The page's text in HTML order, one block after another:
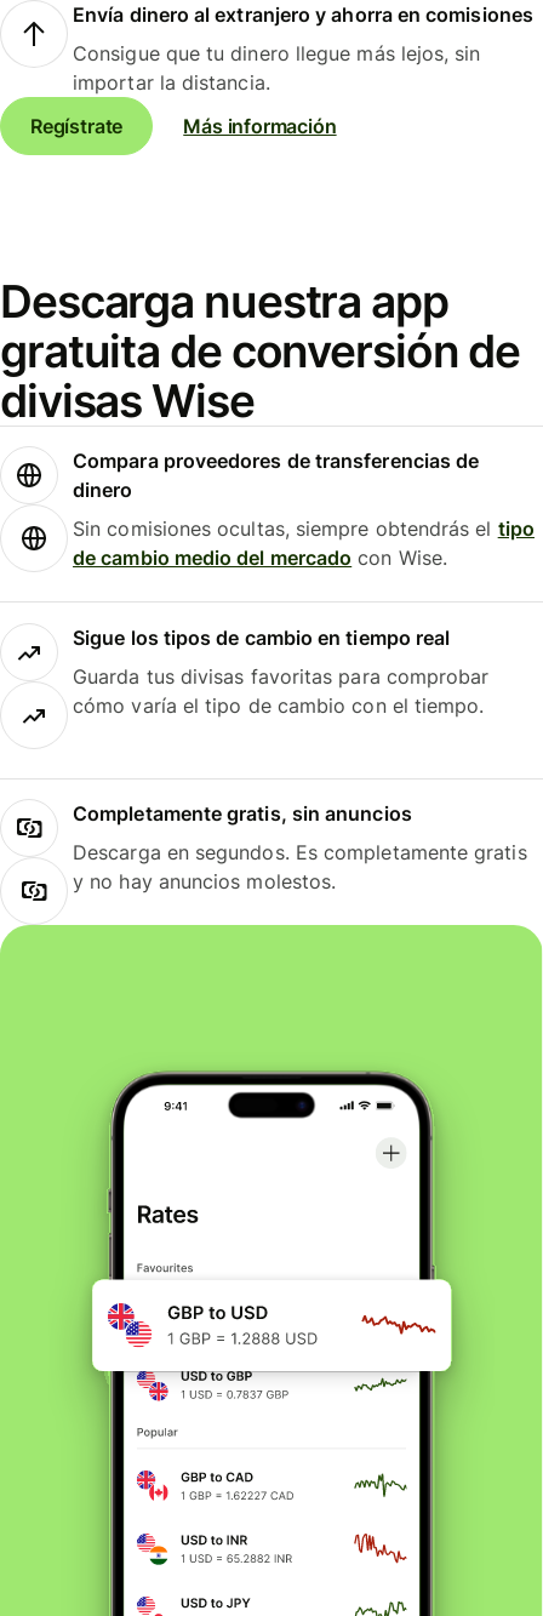
Envía dinero al extranjero y ahorra en comisiones
Consigue que tu dinero llegue más lejos, sin
importar la distancia.
Regístrate
Más información
Descarga nuestra app
gratuita de conversión de
divisas Wise
Compara proveedores de transferencias de
dinero
Sin comisiones ocultas, siempre obtendrás el tipo
de cambio medio del mercado con Wise.
Sigue los tipos de cambio en tiempo real
Guarda tus divisas favoritas para comprobar
cómo varía el tipo de cambio con el tiempo.
Completamente gratis, sin anuncios
Descarga en segundos. Es completamente gratis
y no hay anuncios molestos.